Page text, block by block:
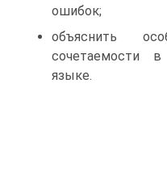
ошибок;
объяснить
сочетаемости
языке.